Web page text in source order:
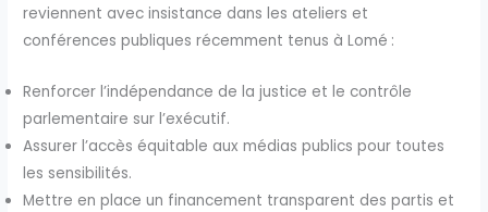
reviennent avec insistance dans les ateliers et
conférences publiques récemment tenus à Lomé :
Renforcer l’indépendance de la justice et le contrôle
parlementaire sur l’exécutif.
Assurer l’accès équitable aux médias publics pour toutes
les sensibilités.
Mettre en place un financement transparent des partis et